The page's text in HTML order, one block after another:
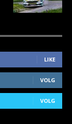
LIKE
VOLG
VOLG